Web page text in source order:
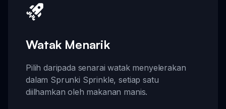
Watak Menarik
Pilih daripada senarai watak menyelerakan
dalam Sprunki Sprinkle, setiap satu
diilhamkan oleh makanan manis.